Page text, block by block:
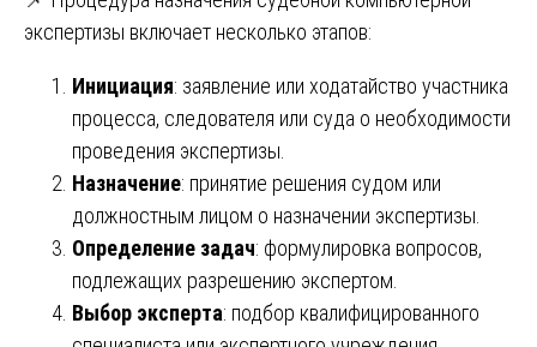
экспертизы включает несколько этапов:
Инициация: заявление или ходатайство участника
процесса, следователя или суда о необходимости
проведения экспертизы.
Назначение: принятие решения судом или
должностным лицом о назначении экспертизы.
Определение задач: формулировка вопросов,
подлежащих разрешению экспертом.
Выбор эксперта: подбор квалифицированного